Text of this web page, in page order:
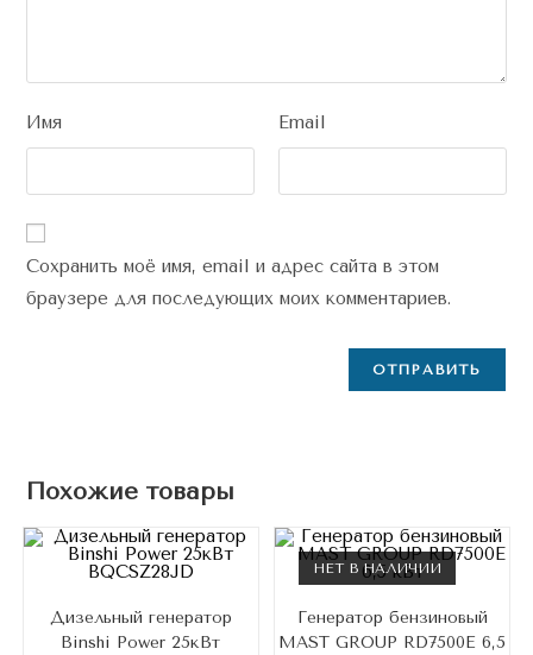
Имя Email
Сохранить моё имя, email и адрес сайта в этом
браузере для последующих моих комментариев.
Похожие товары
Дизельный генератор
Binshi Power 25кВт
НЕТ В НАЛИЧИИ
Генератор бензиновый
MAST GROUP RD7500E 6,5